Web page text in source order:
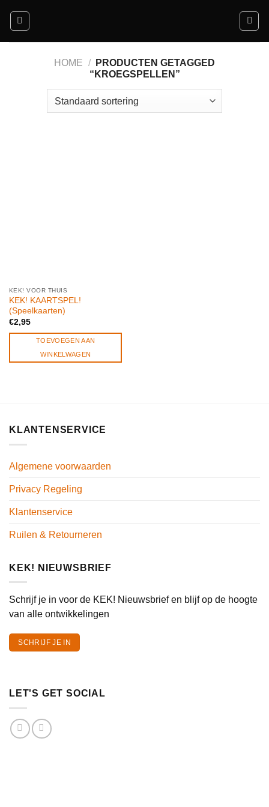
naar
HOME /
PRODUCTEN GETAGGED
“KROEGSPELLEN”
KEK! VOOR THUIS
KEK! KAARTSPEL!
(Speelkaarten)
€2,95
TOEVOEGEN AAN
WINKELWAGEN
KLANTENSERVICE
Algemene voorwaarden
Privacy Regeling
Klantenservice
Ruilen & Retourneren
KEK! NIEUWSBRIEF
Schrijf je in voor de KEK! Nieuwsbrief en blijf op de hoogte
van alle ontwikkelingen
SCHRIJF JE IN
LET'S GET SOCIAL